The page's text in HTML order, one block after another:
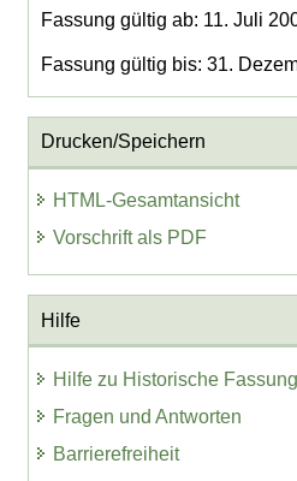
Fassung gültig ab: 11. Juli
Fassung gültig bis: 31.
Drucken/Speichern
HTML-Gesamtansicht
Vorschrift als PDF
Hilfe
Hilfe zu Historische
Fragen und Antworten
Barrierefreiheit